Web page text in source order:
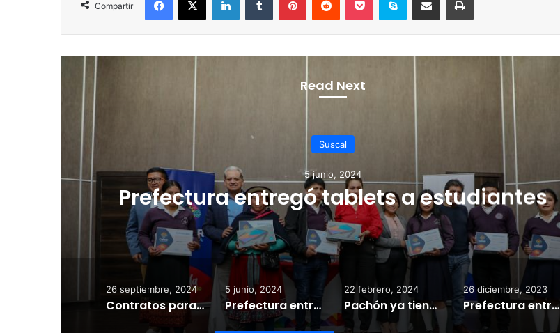
Compartir
Read Next
Suscal
22 febrero, 2024
Pachón ya tiene alcantarillado
26 septiembre, 2024
Contratos para ejecutar obras en Suscal
5 junio, 2024
Prefectura entregó tablets a estudiantes
22 febrero, 2024
Pachón ya tiene alcantarillado
26 diciembre, 2023
Prefectura entregó material odontológico a Centro de Salud de Suscal